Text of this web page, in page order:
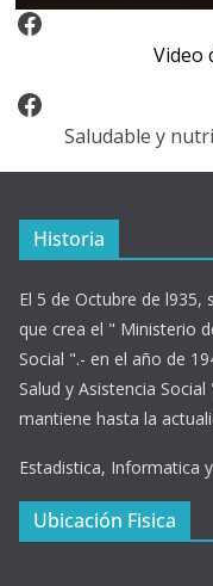
Video Arroz Fortificado
Video
Facebook
Saludable y
Historia
El 5 de Octubre de l935,
que crea el " Ministerio
Social ".- en el año de
Salud y Asistencia
mantiene hasta la
Estadistica, Informatica
Ubicación Fisica